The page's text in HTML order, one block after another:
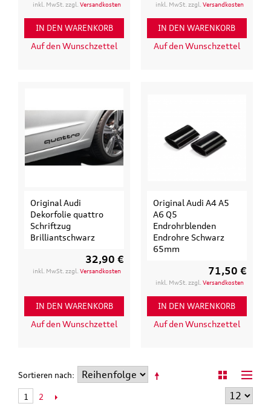
inkl. MwSt. zzgl.Versandkosten
IN DEN WARENKORB
Auf den Wunschzettel
inkl. MwSt. zzgl. Versandkosten
IN DEN WARENKORB
Auf den Wunschzettel
Original Audi
Dekorfolie quattro
Schriftzug
Brilliantschwarz
32,90 €
inkl. MwSt. zzgl.Versandkosten
IN DEN WARENKORB
Auf den Wunschzettel
Original Audi A4 A5
A6 Q5
Endrohrblenden
Endrohre Schwarz
65mm
71,50 €
inkl. MwSt. zzgl. Versandkosten
IN DEN WARENKORB
Auf den Wunschzettel
Sortieren nach
1 2